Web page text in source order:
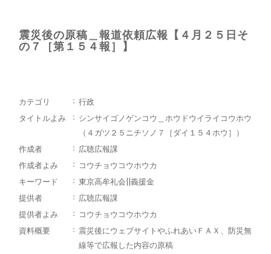
震災後の原稿＿報道依頼広報【４月２５日そ
の７［第１５４報］】
カテゴリ
行政
タイトルよみ
シンサイゴノゲンコウ＿ホウドウイライコウホウ
（４ガツ２５ニチソノ７［ダイ１５４ホウ］）
作成者
広聴広報課
作成者よみ
コウチョウコウホウカ
キーワード
東京高牟礼会||義援金
提供者
広聴広報課
提供者よみ
コウチョウコウホウカ
資料概要
震災後にウェブサイトやふれあいＦＡＸ、防災無
線等で広報した内容の原稿